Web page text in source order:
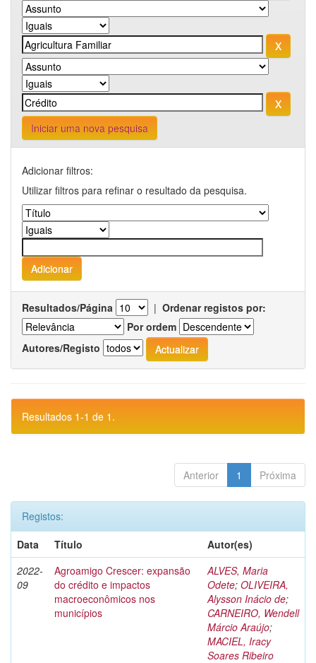
Iniciar uma nova pesquisa
Adicionar filtros:
Utilizar filtros para refinar o resultado da pesquisa.
Resultados/Página | Ordenar registos por:
Por ordem
Autores/Registo
Resultados 1-1 de 1.
Anterior 1 Próxima
Registos:
Data
Título
Autor(es)
2022-
09
Agroamigo Crescer: expansão
do crédito e impactos
macroeconômicos nos
municípios
ALVES, Maria
Odete; OLIVEIRA,
Alysson Inácio de;
CARNEIRO, Wendell
Márcio Araújo;
MACIEL, Iracy
Soares Ribeiro